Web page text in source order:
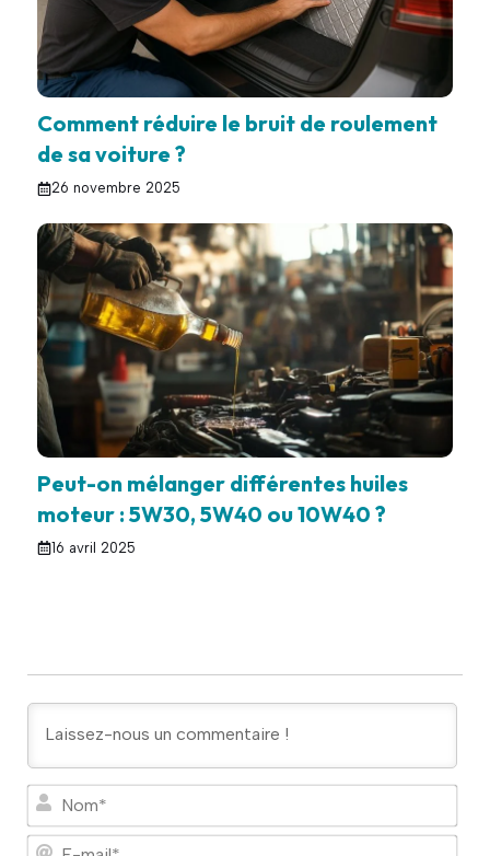
Comment réduire le bruit de roulement
de sa voiture ?
26 novembre 2025
Peut-on mélanger différentes huiles
moteur : 5W30, 5W40 ou 10W40 ?
16 avril 2025
N
m
E